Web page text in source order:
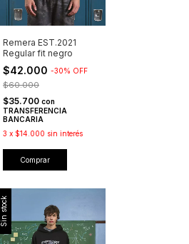
Remera EST.2021
Regular fit negro
$42.000 -30% OFF
$60.000
$35.700 con
TRANSFERENCIA
BANCARIA
3 x $14.000 sin interés
Comprar
Sin stock